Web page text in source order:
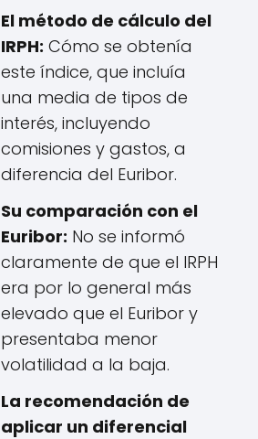
El método de cálculo del
IRPH: Cómo se obtenía
este índice, que incluía
una media de tipos de
interés, incluyendo
comisiones y gastos, a
diferencia del Euribor.
Su comparación con el
Euribor: No se informó
claramente de que el IRPH
era por lo general más
elevado que el Euribor y
presentaba menor
volatilidad a la baja.
La recomendación de
aplicar un diferencial